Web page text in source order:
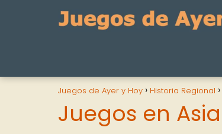
Juegos de Ayer y Hoy Historia Regional
Juegos en Asia